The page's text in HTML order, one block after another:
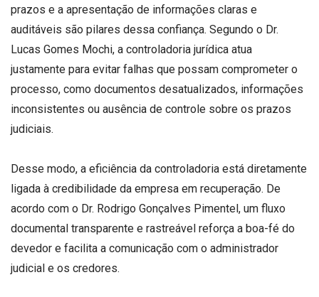
prazos e a apresentação de informações claras e
auditáveis são pilares dessa confiança. Segundo o Dr.
Lucas Gomes Mochi, a controladoria jurídica atua
justamente para evitar falhas que possam comprometer o
processo, como documentos desatualizados, informações
inconsistentes ou ausência de controle sobre os prazos
judiciais.
Desse modo, a eficiência da controladoria está diretamente
ligada à credibilidade da empresa em recuperação. De
acordo com o Dr. Rodrigo Gonçalves Pimentel, um fluxo
documental transparente e rastreável reforça a boa-fé do
devedor e facilita a comunicação com o administrador
judicial e os credores.